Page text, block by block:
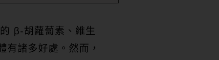
β-胡蘿蔔素、維生
有諸多好處。然而，